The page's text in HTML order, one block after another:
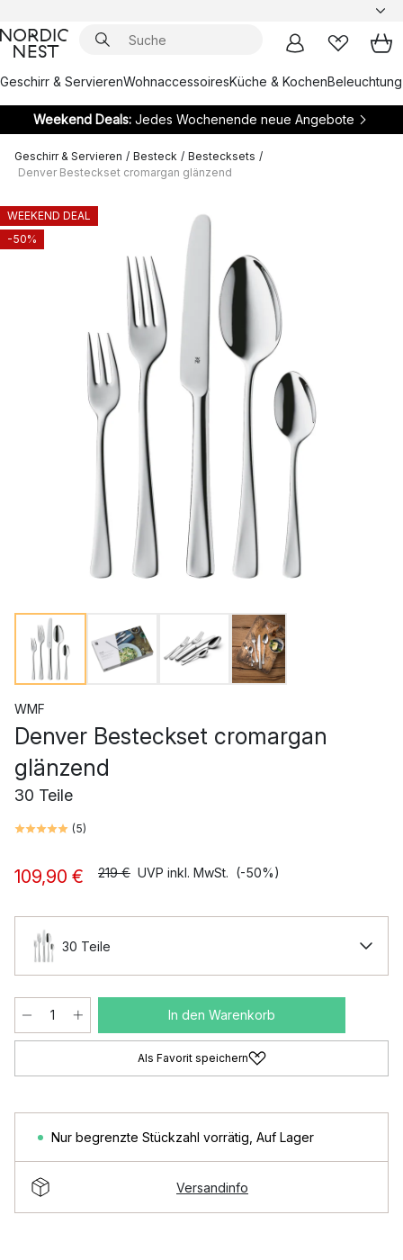
Geschirr & ServierenWohnaccessoiresKüche & KochenBeleuchtung
Weekend Deals:Jedes Wochenende neue Angebote
Geschirr & Servieren / Besteck / Bestecksets /
Denver Besteckset cromargan glänzend
WEEKEND DEAL
-50%
WMF
Denver Besteckset cromargan
glänzend
30 Teile
(5)
109,90 € 219 € UVP inkl. MwSt. (-50%)
30 Teile
In den Warenkorb
Als Favorit speichern
Nur begrenzte Stückzahl vorrätig Auf Lager
Versandinfo